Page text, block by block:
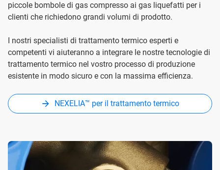
piccole bombole di gas compresso ai gas liquefatti per i
clienti che richiedono grandi volumi di prodotto.
I nostri specialisti di trattamento termico esperti e
competenti vi aiuteranno a integrare le nostre tecnologie di
trattamento termico nel vostro processo di produzione
esistente in modo sicuro e con la massima efficienza.
NEXELIA™ per il trattamento termico